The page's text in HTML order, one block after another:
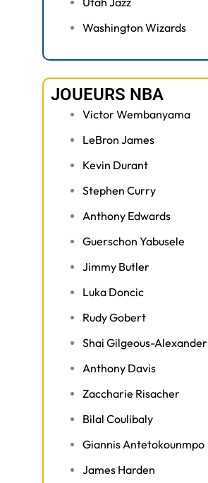
Washington Wizards
JOUEURS NBA
Victor Wembanyama
LeBron James
Kevin Durant
Stephen Curry
Anthony Edwards
Guerschon Yabusele
Jimmy Butler
Luka Doncic
Rudy Gobert
Shai Gilgeous-Alexander
Anthony Davis
Zaccharie Risacher
Bilal Coulibaly
Giannis Antetokounmpo
James Harden